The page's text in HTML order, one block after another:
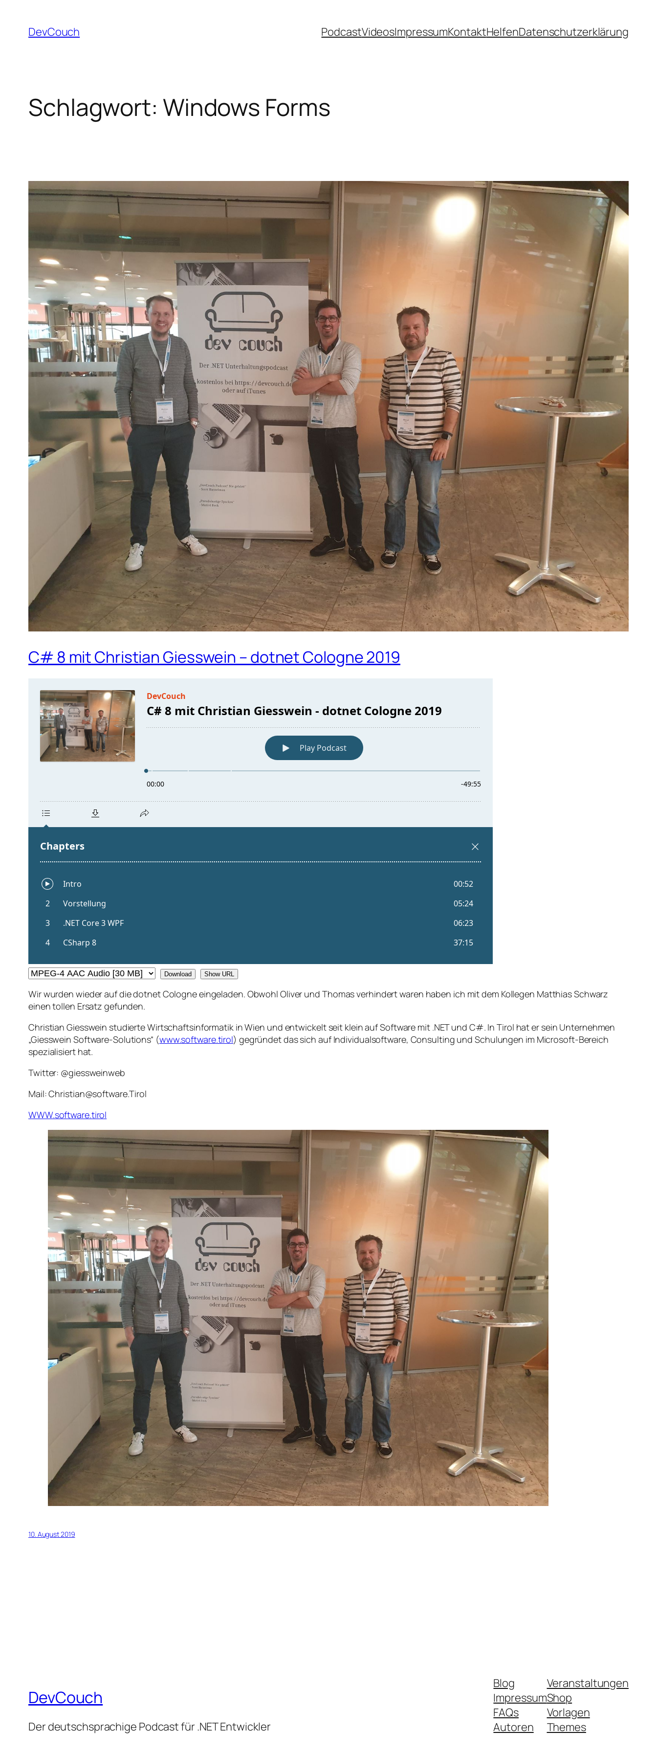
Inhalt
springen
DevCouch PodcastVideosImpressumKontaktHelfenDatenschutzerklärung
Schlagwort: Windows Forms
C# 8 mit Christian Giesswein – dotnet Cologne 2019
Download Show URL
Wir wurden wieder auf die dotnet Cologne eingeladen. Obwohl Oliver und Thomas verhindert waren haben ich mit dem Kollegen Matthias Schwarz
einen tollen Ersatz gefunden.
Christian Giesswein studierte Wirtschaftsinformatik in Wien und entwickelt seit klein auf Software mit .NET und C#. In Tirol hat er sein Unternehmen
„Giesswein Software-Solutions“ (www.software.tirol) gegründet das sich auf Individualsoftware, Consulting und Schulungen im Microsoft-Bereich
spezialisiert hat.
Twitter: @giessweinweb
Mail: Christian@software.Tirol
WWW.software.tirol
10. August 2019
DevCouch
Der deutschsprachige Podcast für .NET Entwickler
Blog
Impressum
FAQs
Autoren
Veranstaltungen
Shop
Vorlagen
Themes